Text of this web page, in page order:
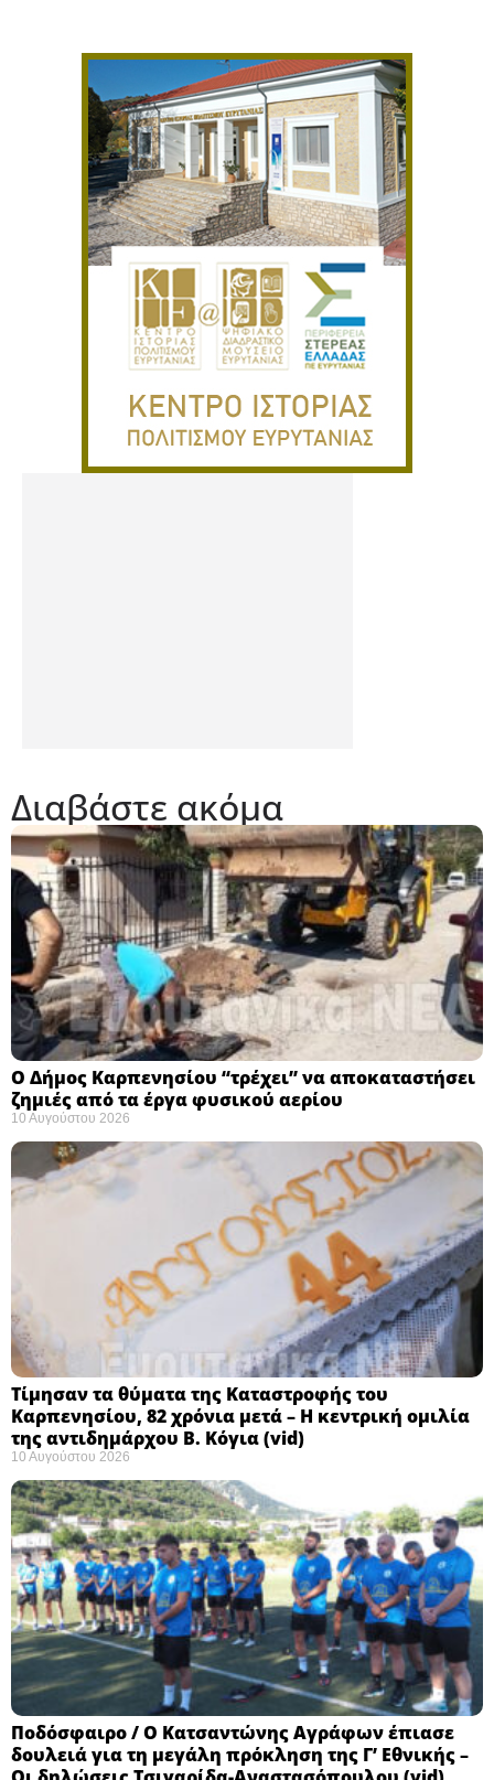
Διαβάστε ακόμα
Ο Δήμος Καρπενησίου “τρέχει” να αποκαταστήσει
ζημιές από τα έργα φυσικού αερίου
10 Αυγούστου 2026
Τίμησαν τα θύματα της Καταστροφής του
Καρπενησίου, 82 χρόνια μετά – Η κεντρική ομιλία
της αντιδημάρχου Β. Κόγια (vid)
10 Αυγούστου 2026
Ποδόσφαιρο / Ο Κατσαντώνης Αγράφων έπιασε
δουλειά για τη μεγάλη πρόκληση της Γ’ Εθνικής –